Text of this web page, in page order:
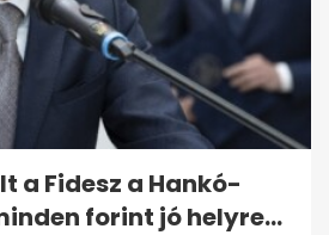
a Fidesz a Hankó-
forint jó helyre...